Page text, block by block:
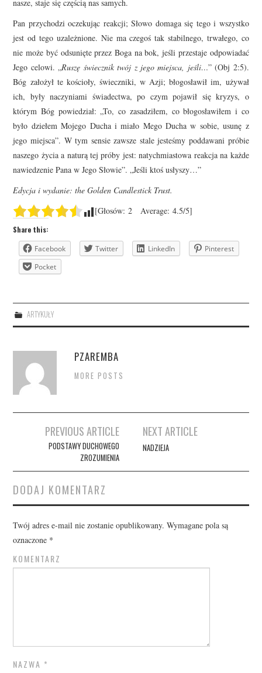
nasze, staje się częścią nas samych.
Pan przychodzi oczekując reakcji; Słowo domaga się tego i wszystko
jest od tego uzależnione. Nie ma czegoś tak stabilnego, trwałego, co
nie może być odsunięte przez Boga na bok, jeśli przestaje odpowiadać
Jego celowi. „Ruszę świecznik twój z jego miejsca, jeśli…” (Obj 2:5).
Bóg założył te kościoły, świeczniki, w Azji; błogosławił im, używał
ich, były naczyniami świadectwa, po czym pojawił się kryzys, o
którym Bóg powiedział: „To, co zasadziłem, co błogosławiłem i co
było dziełem Mojego Ducha i miało Mego Ducha w sobie, usunę z
jego miejsca”. W tym sensie zawsze stale jesteśmy poddawani próbie
naszego życia a naturą tej próby jest: natychmiastowa reakcja na każde
nawiedzenie Pana w Jego Słowie”. „Jeśli ktoś usłyszy…”
Edycja i wydanie:the Golden Candlestick Trust.
[Głosów:2 Average:4.5/5]
Share this:
Facebook
Twitter LinkedIn
Pinterest
Pocket
ARTYKUŁY
PZAREMBA
MORE POSTS
navigation
PREVIOUS ARTICLE
PODSTAWY DUCHOWEGO
ZROZUMIENIA
NEXT ARTICLE
NADZIEJA
DODAJ KOMENTARZ
Twój adres e-mail nie zostanie opublikowany. Wymagane pola są
oznaczone *
KOMENTARZ
NAZWA *